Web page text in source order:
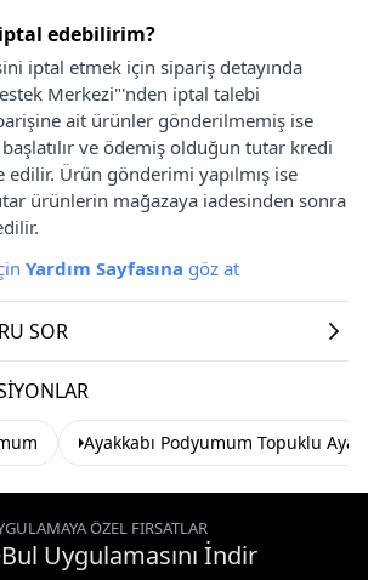
edebilirim?
iptal etmek için sipariş detayında
Merkezi"'nden iptal talebi
ait ürünler gönderilmemiş ise
ve ödemiş olduğun tutar kredi
edilir. Ürün gönderimi yapılmış ise
ürünlerin mağazaya iadesinden sonra
Yardım Sayfasına göz at
SOR
Ayakkabı Podyumum Topuklu
ÖZEL FIRSATLAR
Uygulamasını İndir